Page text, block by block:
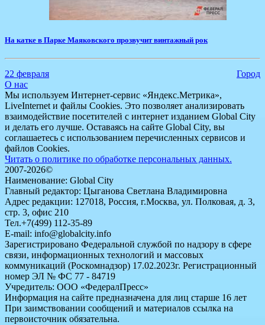
На катке в Парке Маяковского прозвучит винтажный рок
22 февраля
Город
О нас
Мы используем Интернет-сервис «Яндекс.Метрика»,
LiveInternet и файлы Cookies. Это позволяет анализировать
взаимодействие посетителей с интернет изданием Global City
и делать его лучше. Оставаясь на сайте Global City, вы
соглашаетесь с использованием перечисленных сервисов и
файлов Cookies.
Читать о политике по обработке персональных данных.
2007-2026©
Наименование: Global City
Главный редактор: Цыганова Светлана Владимировна
Адрес редакции: 127018, Россия, г.Москва, ул. Полковая, д. 3,
стр. 3, офис 210
Тел.+7(499) 112-35-89
E-mail: info@globalcity.info
Зарегистрировано Федеральной службой по надзору в сфере
связи, информационных технологий и массовых
коммуникаций (Роскомнадзор) 17.02.2023г. Регистрационный
номер ЭЛ № ФС 77 - 84719
Учредитель: ООО «ФедералПресс»
Информация на сайте предназначена для лиц старше 16 лет
При заимствовании сообщений и материалов ссылка на
первоисточник обязательна.